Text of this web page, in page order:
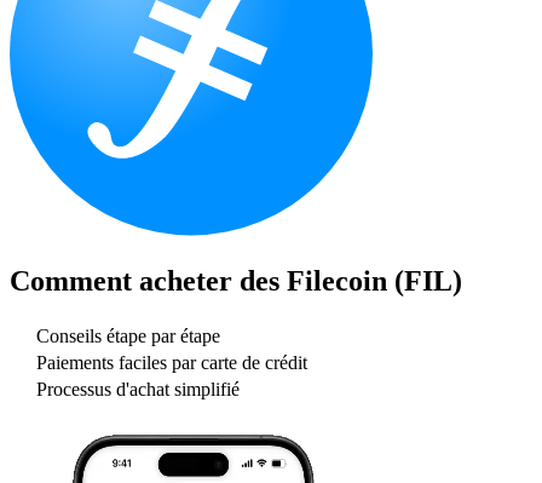
Comment acheter des Filecoin (FIL)
Conseils étape par étape
Paiements faciles par carte de crédit
Processus d'achat simplifié